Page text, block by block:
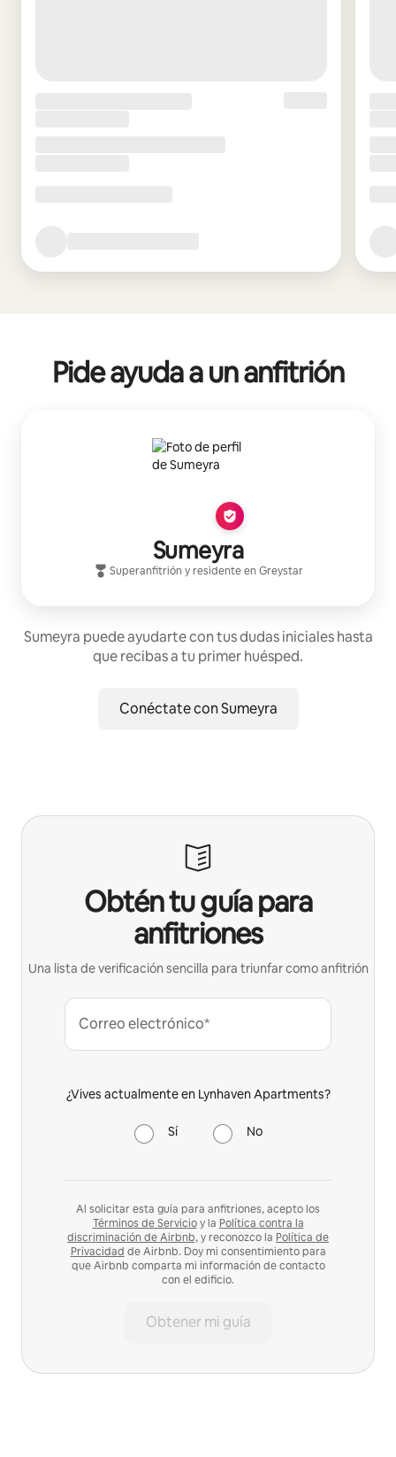
Pide ayuda a un anfitrión
Sumeyra
Superanfitrión y residente en Greystar
Sumeyra puede ayudarte con tus dudas iniciales hasta
que recibas a tu primer huésped.
Conéctate con Sumeyra
Obtén tu guía para
anfitriones
Una lista de verificación sencilla para triunfar como anfitrión
Correo electrónico*
¿Vives actualmente en Lynhaven Apartments?
Sí No
Al solicitar esta guía para anfitriones, acepto los
Términos de Servicioy la Política contra la
discriminación de Airbnb,y reconozco la Política de
Privacidad de Airbnb. Doy mi consentimiento para
que Airbnb comparta mi información de contacto
con el edificio.
Obtener mi guía